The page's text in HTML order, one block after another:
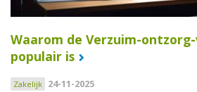
Waarom de Verzuim-
populair is
Zakelijk 24-11-2025